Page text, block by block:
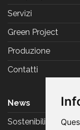
Servizi
Green Project
Produzione
Contatti
News
Sostenibilità